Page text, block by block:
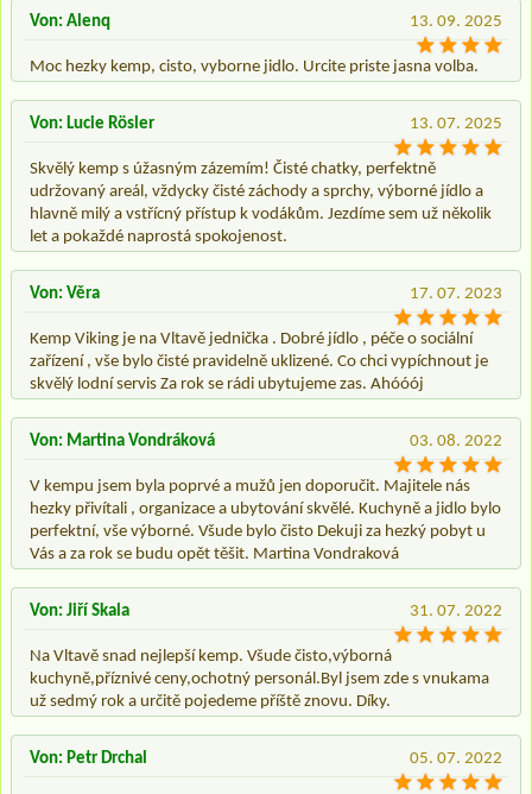
13. 09. 2025
Von: Alenq
Moc hezky kemp, cisto, vyborne jidlo. Urcite priste jasna volba.
13. 07. 2025
Von: Lucie Rösler
Skvělý kemp s úžasným zázemím! Čisté chatky, perfektně
udržovaný areál, vždycky čisté záchody a sprchy, výborné jídlo a
hlavně milý a vstřícný přístup k vodákům. Jezdíme sem už několik
let a pokaždé naprostá spokojenost.
17. 07. 2023
Von: Věra
Kemp Viking je na Vltavě jednička . Dobré jídlo , péče o sociální
zařízení , vše bylo čisté pravidelně uklizené. Co chci vypíchnout je
skvělý lodní servis Za rok se rádi ubytujeme zas. Ahóóój
03. 08. 2022
Von: Martina Vondráková
V kempu jsem byla poprvé a mužů jen doporučit. Majitele nás
hezky přivítali , organizace a ubytování skvělé. Kuchyně a jidlo bylo
perfektní, vše výborné. Všude bylo čisto Dekuji za hezký pobyt u
Vás a za rok se budu opět těšit. Martina Vondraková
31. 07. 2022
Von: Jiří Skala
Na Vltavě snad nejlepší kemp. Všude čisto,výborná
kuchyně,příznivé ceny,ochotný personál.Byl jsem zde s vnukama
už sedmý rok a určitě pojedeme příště znovu. Díky.
05. 07. 2022
Von: Petr Drchal